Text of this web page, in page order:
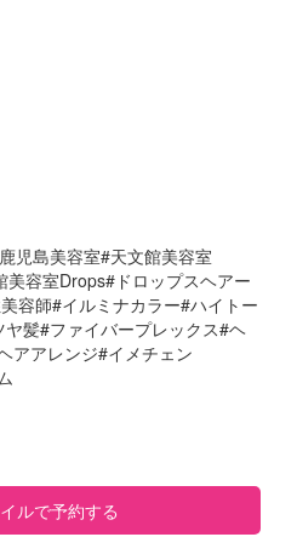
児島美容室#天文館美容室
容室Drops#ドロップスヘアー
容師#イルミナカラー#ハイトー
髪#ファイバープレックス#ヘ
アアレンジ#イメチェン
ルで予約する